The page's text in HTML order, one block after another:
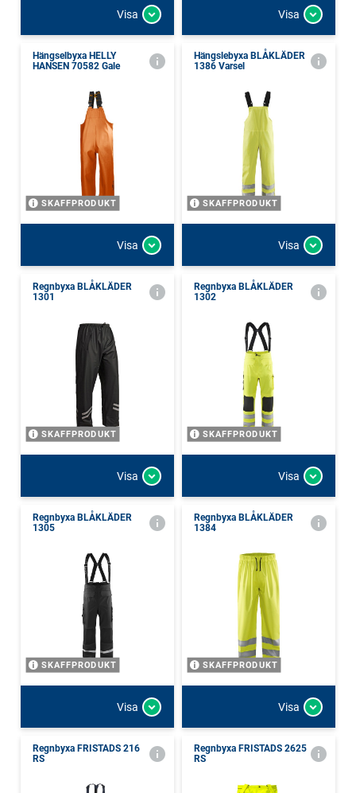
Visa Visa
Hängselbyxa HELLY
HANSEN 70582 Gale
SKAFFPRODUKT
Visa
Hängslebyxa BLÅKLÄDER
1386 Varsel
SKAFFPRODUKT
Visa
Regnbyxa BLÅKLÄDER
1301
SKAFFPRODUKT
Visa
Regnbyxa BLÅKLÄDER
1302
SKAFFPRODUKT
Visa
Regnbyxa BLÅKLÄDER
1305
SKAFFPRODUKT
Visa
Regnbyxa BLÅKLÄDER
1384
SKAFFPRODUKT
Visa
Regnbyxa FRISTADS 216
RS
Regnbyxa FRISTADS 2625
RS